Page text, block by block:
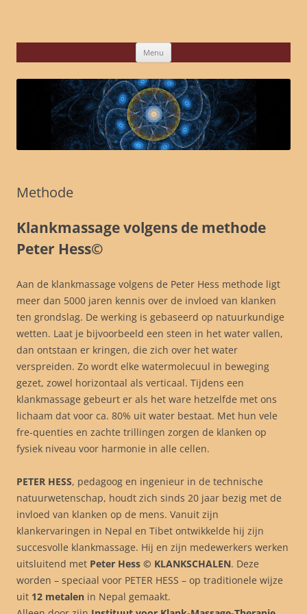
Menu
Methode
Klankmassage volgens de methode
Peter Hess©
Aan de klankmassage volgens de Peter Hess methode ligt
meer dan 5000 jaren kennis over de invloed van klanken
ten grondslag. De werking is gebaseerd op natuurkundige
wetten. Laat je bijvoorbeeld een steen in het water vallen,
dan ontstaan er kringen, die zich over het water
verspreiden. Zo wordt elke watermolecuul in beweging
gezet, zowel horizontaal als verticaal. Tijdens een
klankmassage gebeurt er als het ware hetzelfde met ons
lichaam dat voor ca. 80% uit water bestaat. Met hun vele
fre-quenties en zachte trillingen zorgen de klanken op
fysiek niveau voor harmonie in alle cellen.
PETER HESS, pedagoog en ingenieur in de technische
natuurwetenschap, houdt zich sinds 20 jaar bezig met de
invloed van klanken op de mens. Van­uit zijn
klankervaringen in Nepal en Tibet ontwikkelde hij zijn
succesvolle klankmassage. Hij en zijn medewerkers werken
uitsluitend met Peter Hess © KLANKSCHALEN. Deze
worden – speciaal voor PETER HESS – op traditionele wijze
uit 12 me­talen in Nepal gemaakt.